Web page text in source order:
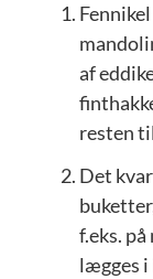
af
resten
Det
f.eks.
lægges i